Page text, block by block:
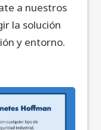
a nuestros
la solución
y entorno.